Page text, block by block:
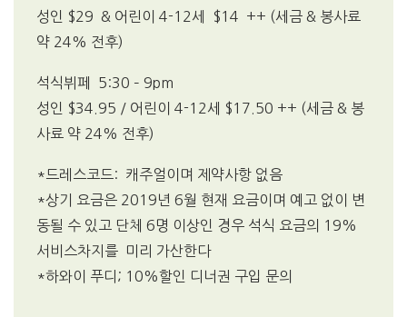
성인 $29 & 어린이 4-12세 $14 ++ (세금 & 봉사료
약 24% 전후)
석식뷔페 5:30 – 9pm
성인 $34.95 / 어린이 4-12세 $17.50 ++ (세금 & 봉
사료 약 24% 전후)
*드레스코드: 캐주얼이며 제약사항 없음
*상기 요금은 2019년 6월 현재 요금이며 예고 없이 변
동될 수 있고 단체 6명 이상인 경우 석식 요금의 19%
서비스차지를 미리 가산한다
*하와이 푸디; 10%할인 디너권 구입 문의